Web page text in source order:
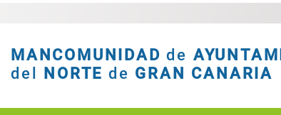
MANCOMUNIDAD de
del NORTE de GRAN CANARIA